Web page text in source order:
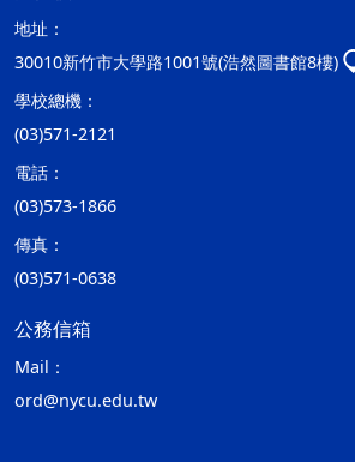
地址：
30010新竹市大學路1001號(浩然圖書館8樓)
學校總機：
(03)571-2121
電話：
(03)573-1866
傳真：
(03)571-0638
公務信箱
Mail：
ord@nycu.edu.tw